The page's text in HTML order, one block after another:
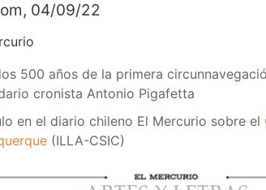
04/09/22
500 años de la primera
cronista Antonio Pigafetta
en el diario chileno El Mercurio sobre el
(ILLA-CSIC)